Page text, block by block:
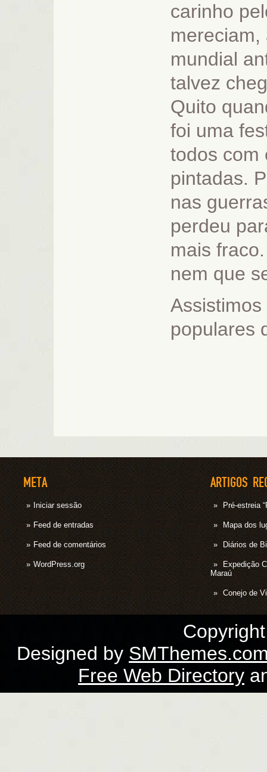
carinho
mundial
talvez
Quito
foi uma
todos com
pintadas.
nas
perdeu
mais
nem que
populares
META
Iniciar sessão
Feed de entradas
Feed de comentários
WordPress.org
ARTIGOS
Pré-estreia
Mapa dos
Diários de
Expedição
Maraú
Conejo de
Designed by
Free Web Directory